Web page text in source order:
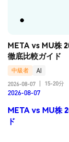
META vs MU株
徹底比較ガイド
中級者
AI
2026-08-07
15-20分
2026-08-07
META vs MU株
ド